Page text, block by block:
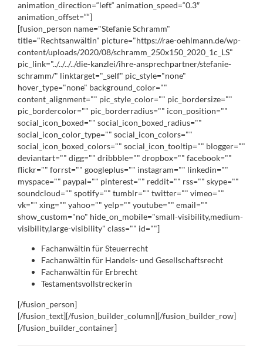
animation_direction=“left“ animation_speed=“0.3″
animation_offset=““]
[fusion_person name="Stefanie Schramm"
title="Rechtsanwältin" picture="https://rae-oehlmann.de/wp-
content/uploads/2020/08/schramm_250x150_2020_1c_LS"
pic_link="../../../../die-kanzlei/ihre-ansprechpartner/stefanie-
schramm/" linktarget="_self" pic_style="none"
hover_type="none" background_color=""
content_alignment="" pic_style_color="" pic_bordersize=""
pic_bordercolor="" pic_borderradius="" icon_position=""
social_icon_boxed="" social_icon_boxed_radius=""
social_icon_color_type="" social_icon_colors=""
social_icon_boxed_colors="" social_icon_tooltip="" blogger=""
deviantart="" digg="" dribbble="" dropbox="" facebook=""
flickr="" forrst="" googleplus="" instagram="" linkedin=""
myspace="" paypal="" pinterest="" reddit="" rss="" skype=""
soundcloud="" spotify="" tumblr="" twitter="" vimeo=""
vk="" xing="" yahoo="" yelp="" youtube="" email=""
show_custom="no" hide_on_mobile="small-visibility,medium-
visibility,large-visibility" class="" id=""]
Fachanwältin für Steuerrecht
Fachanwältin für Handels- und Gesellschaftsrecht
Fachanwältin für Erbrecht
Testamentsvollstreckerin
[/fusion_person]
[/fusion_text][/fusion_builder_column][/fusion_builder_row]
[/fusion_builder_container]